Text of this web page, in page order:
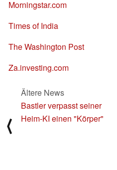
Morningstar.com
Times of India
The Washington Post
Za.investing.com
⟨
Ältere News
Bastler verpasst seiner
Heim-KI einen "Körper"